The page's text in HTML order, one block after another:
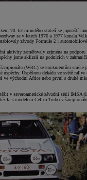
70. let minulého století se japonští
se v letech 1976 a 1977 konala
závody Formule 2 i automobilové
aktivity zaměřovaly zejména na
jsme sklízeli na podnicích v zahraničí.
(WRC) se konkurentům směle
Úspěšnou dekádu ve světě rallye
ve východní Africe nebo první a druhé
v severoamerické závodní sérii IMSA
s modelem Celica Turbo v